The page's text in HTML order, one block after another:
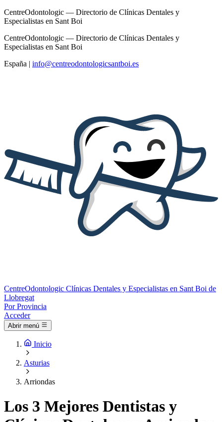
CentreOdontologic — Directorio de Clínicas Dentales y
Especialistas en Sant Boi
CentreOdontologic — Directorio de Clínicas Dentales y
Especialistas en Sant Boi
España | info@centreodontologicsantboi.es
CentreOdontologic Clínicas Dentales y Especialistas en Sant Boi de
Llobregat
Por Provincia
Acceder
Abrir menú
Inicio
Asturias
Arriondas
Los 3 Mejores Dentistas y